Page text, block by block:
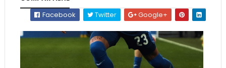
Facebook
Twitter Google+